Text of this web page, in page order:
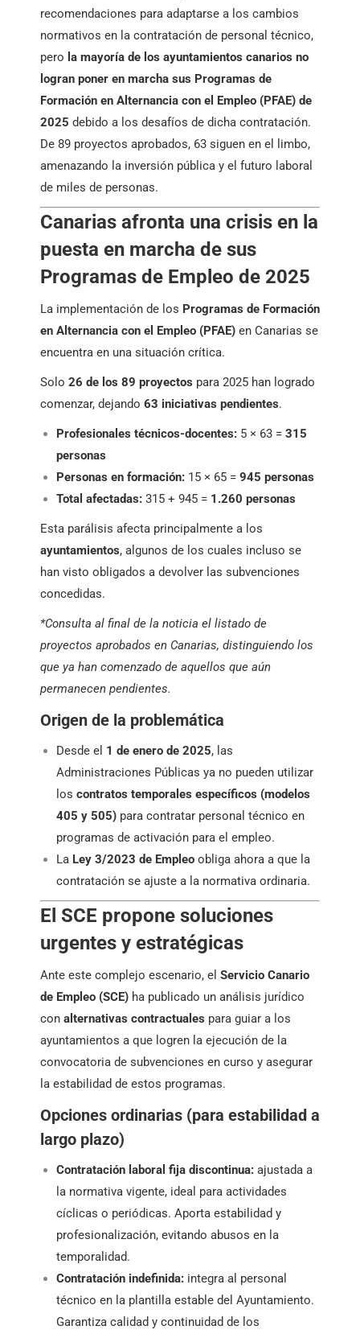
recomendaciones para adaptarse a los cambios
normativos en la contratación de personal técnico,
pero la mayoría de los ayuntamientos canarios no
logran poner en marcha sus Programas de
Formación en Alternancia con el Empleo (PFAE) de
2025 debido a los desafíos de dicha contratación.
De 89 proyectos aprobados, 63 siguen en el limbo,
amenazando la inversión pública y el futuro laboral
de miles de personas.
Canarias afronta una crisis en la
puesta en marcha de sus
Programas de Empleo de 2025
La implementación de los Programas de Formación
en Alternancia con el Empleo (PFAE) en Canarias se
encuentra en una situación crítica.
Solo 26 de los 89 proyectos para 2025 han logrado
comenzar, dejando 63 iniciativas pendientes.
Profesionales técnicos-docentes: 5 × 63 = 315
personas
Personas en formación: 15 × 65 = 945 personas
Total afectadas: 315 + 945 = 1.260 personas
Esta parálisis afecta principalmente a los
ayuntamientos, algunos de los cuales incluso se
han visto obligados a devolver las subvenciones
concedidas.
*Consulta al final de la noticia el listado de
proyectos aprobados en Canarias, distinguiendo los
que ya han comenzado de aquellos que aún
permanecen pendientes.
Origen de la problemática
Desde el 1 de enero de 2025, las
Administraciones Públicas ya no pueden utilizar
los contratos temporales específicos (modelos
405 y 505) para contratar personal técnico en
programas de activación para el empleo.
La Ley 3/2023 de Empleo obliga ahora a que la
contratación se ajuste a la normativa ordinaria.
El SCE propone soluciones
urgentes y estratégicas
Ante este complejo escenario, el Servicio Canario
de Empleo (SCE) ha publicado un análisis jurídico
con alternativas contractuales para guiar a los
ayuntamientos a que logren la ejecución de la
convocatoria de subvenciones en curso y asegurar
la estabilidad de estos programas.
Opciones ordinarias (para estabilidad a
largo plazo)
Contratación laboral fija discontinua: ajustada a
la normativa vigente, ideal para actividades
cíclicas o periódicas. Aporta estabilidad y
profesionalización, evitando abusos en la
temporalidad.
Contratación indefinida: integra al personal
técnico en la plantilla estable del Ayuntamiento.
Garantiza calidad y continuidad de los